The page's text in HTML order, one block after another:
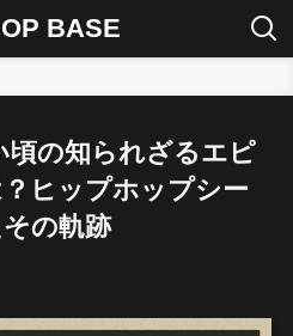
BASE
頃の知られざるエピ
ヒップホップシー
の軌跡